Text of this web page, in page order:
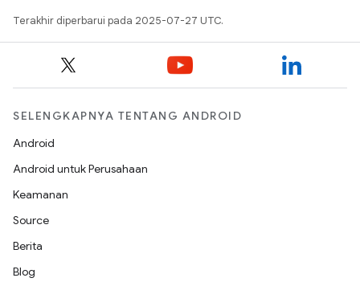
Terakhir diperbarui pada 2025-07-27 UTC.
SELENGKAPNYA TENTANG ANDROID
Android
Android untuk Perusahaan
Keamanan
Source
Berita
Blog